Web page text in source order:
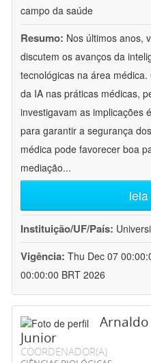
campo da saúde
Resumo: Nos últimos anos,
discutem os avanços da
tecnológicas na área
da IA nas práticas médicas,
investigavam as implicações
para garantir a segurança
médica pode favorecer boa
mediação...
Instituição/UF/País:
Vigência: Thu Dec 07
00:00:00 BRT 2026
Arnaldo
Junior
COORDENADOR(A)